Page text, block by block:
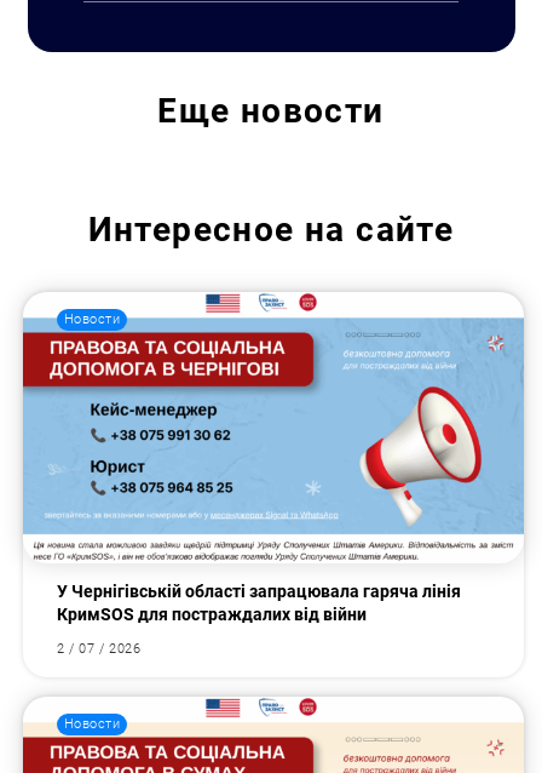
Еще новости
Интересное на сайте
Новости
У Чернігівській області запрацювала гаряча лінія
КримSOS для постраждалих від війни
2 / 07 / 2026
Новости